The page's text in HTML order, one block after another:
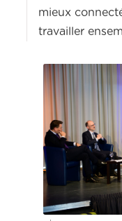
mieux
travailler